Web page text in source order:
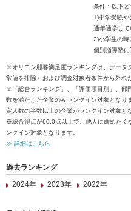
条件：以下ど
1)中学受験
通年通学し
2)小学生の時
個別指導塾
※オリコン顧客満足度ランキングは、データ
常値を排除）および調査対象者条件から外れ
※「総合ランキング」、「評価項目別」、部
数を満たした企業のみランクイン対象となり
定人数の半数以上の企業がランクイン対象と
※総合得点が60.0点以上で、他人に薦めたく
ンクイン対象となります。
≫ 詳細はこちら
過去ランキング
2024年
2023年 2022年